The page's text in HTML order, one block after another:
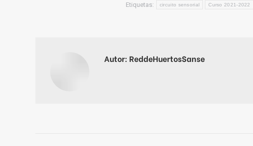
Etiquetas: circuito sensorial Curso 2021-2022
Autor: ReddeHuertosSanse